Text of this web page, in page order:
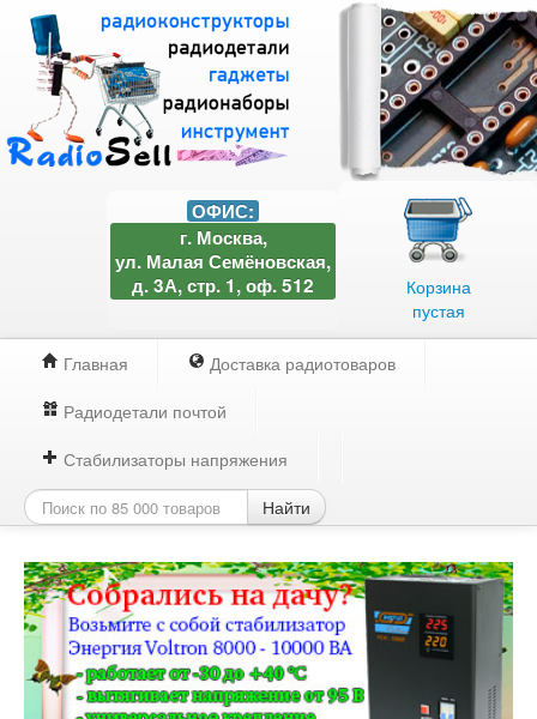
Корзина
пустая
ОФИС:
г. Москва,
ул. Малая Семёновская,
д. 3А, стр. 1, оф. 512
Главная
Доставка радиотоваров
Радиодетали почтой
Стабилизаторы напряжения
Найти